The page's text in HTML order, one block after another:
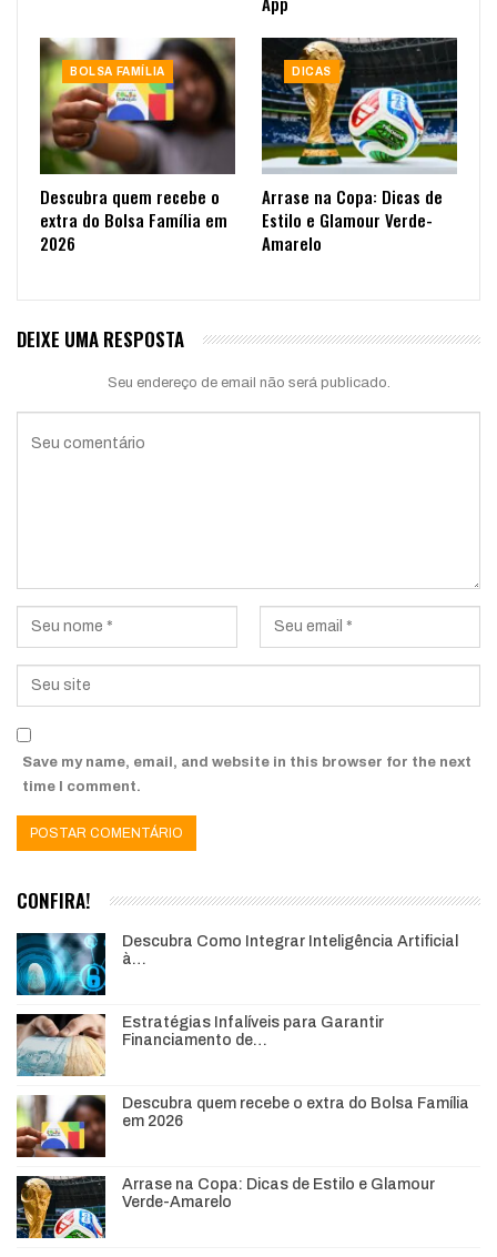
BOLSA FAMÍLIA
Descubra quem recebe o
extra do Bolsa Família em
2026
DICAS
Arrase na Copa: Dicas de
Estilo e Glamour Verde-
Amarelo
DEIXE UMA RESPOSTA
Seu endereço de email não será publicado.
Save my name, email, and website in this browser for the next
time I comment.
CONFIRA!
Descubra Como Integrar Inteligência Artificial
à…
Estratégias Infalíveis para Garantir
Financiamento de…
Descubra quem recebe o extra do Bolsa Família
em 2026
Arrase na Copa: Dicas de Estilo e Glamour
Verde-Amarelo